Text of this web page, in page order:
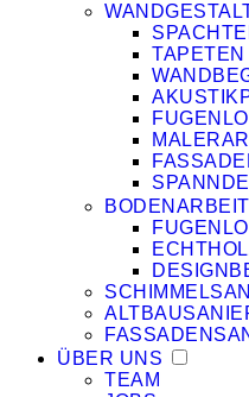
TAPETEN
ÜBER UNS
TEAM